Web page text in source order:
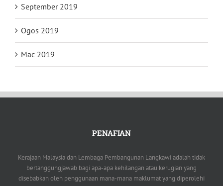
September 2019
Ogos 2019
Mac 2019
PENAFIAN
Kerajaan Malaysia dan Lembaga Pembangunan Langkawi adalah tidak
bertanggungjawab bagi apa-apa kehilangan atau kerugian yang
disebabkan oleh penggunaan mana-mana maklumat yang diperolehi